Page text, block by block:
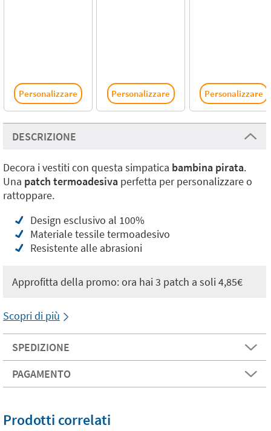
Personalizzare Personalizzare Personalizzare
DESCRIZIONE
Decora i vestiti con questa simpatica bambina pirata.
Una patch termoadesiva perfetta per personalizzare o
rattoppare.
Design esclusivo al 100%
Materiale tessile termoadesivo
Resistente alle abrasioni
Approfitta della promo: ora hai 3 patch a soli 4,85€
Scopri di più
SPEDIZIONE
PAGAMENTO
Prodotti correlati